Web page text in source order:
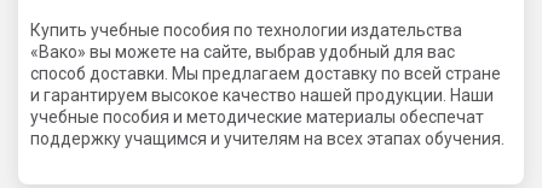
Купить учебные пособия по технологии издательства
«Вако» вы можете на сайте, выбрав удобный для вас
способ доставки. Мы предлагаем доставку по всей стране
и гарантируем высокое качество нашей продукции. Наши
учебные пособия и методические материалы обеспечат
поддержку учащимся и учителям на всех этапах обучения.